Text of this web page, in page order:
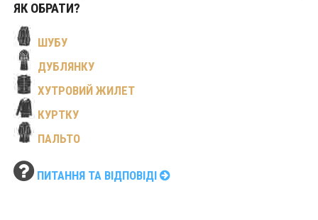
ЯК ОБРАТИ?
ШУБУ
ДУБЛЯНКУ
ХУТРОВИЙ ЖИЛЕТ
КУРТКУ
ПАЛЬТО
ПИТАННЯ ТА ВІДПОВІДІ